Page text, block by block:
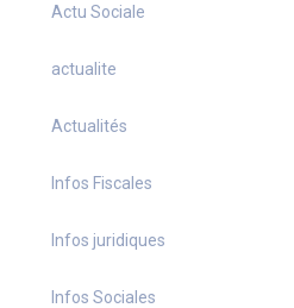
Actu Sociale
actualite
Actualités
Infos Fiscales
Infos juridiques
Infos Sociales